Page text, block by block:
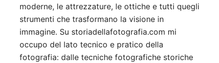
moderne, le attrezzature, le ottiche e tutti quegli
strumenti che trasformano la visione in
immagine. Su storiadellafotografia.com mi
occupo del lato tecnico e pratico della
fotografia: dalle tecniche fotografiche storiche